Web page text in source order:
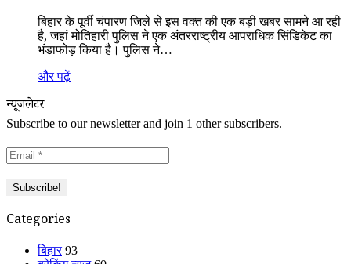
बिहार के पूर्वी चंपारण जिले से इस वक्त की एक बड़ी खबर सामने आ रही
है, जहां मोतिहारी पुलिस ने एक अंतरराष्ट्रीय आपराधिक सिंडिकेट का
भंडाफोड़ किया है। पुलिस ने…
और पढ़ें
न्यूजलेटर
Subscribe to our newsletter and join 1 other subscribers.
Categories
बिहार 93